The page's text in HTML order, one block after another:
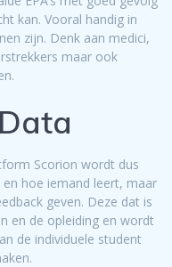
kan. Vooral handig in
zijn. Denk aan medici,
maar ook
Scorion wordt dus
hoe iemand leert, maar
geven. Deze dat is
en de opleiding en wordt
de individuele student